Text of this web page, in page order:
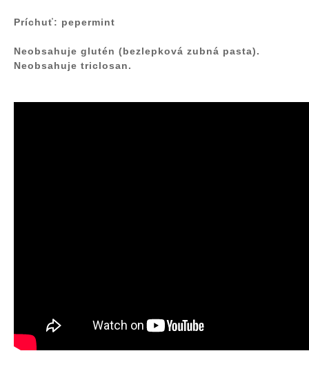
Príchuť: pepermint
Neobsahuje glutén (bezlepková zubná pasta).
Neobsahuje triclosan.